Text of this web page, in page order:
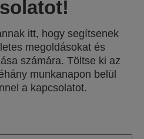
itt, hogy segítsenek
megoldásokat és
számára. Töltse ki az
munkanapon belül
a kapcsolatot.